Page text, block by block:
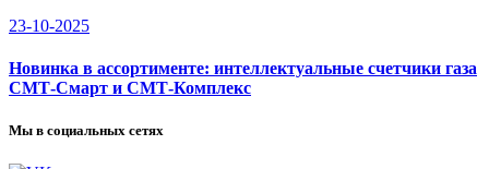
23-10-2025
Новинка в ассортименте: интеллектуальные счетчики газа
СМТ-Смарт и СМТ-Комплекс
Мы в социальных сетях